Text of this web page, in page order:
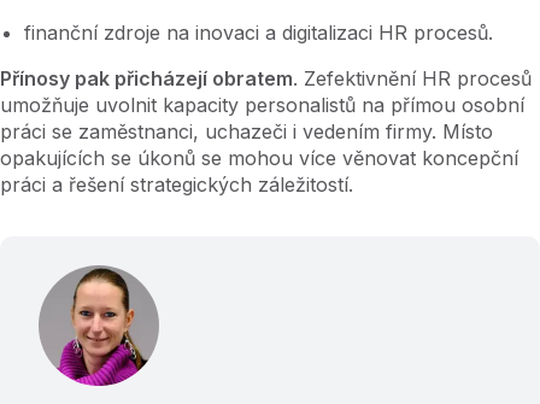
finanční zdroje na inovaci a digitalizaci HR procesů.
Přínosy pak přicházejí obratem. Zefektivnění HR procesů
umožňuje uvolnit kapacity personalistů na přímou osobní
práci se zaměstnanci, uchazeči i vedením firmy. Místo
opakujících se úkonů se mohou více věnovat koncepční
práci a řešení strategických záležitostí.